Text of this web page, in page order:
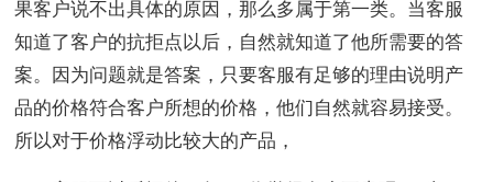
果客户说不出具体的原因，那么多属于第一类。当客服
知道了客户的抗拒点以后，自然就知道了他所需要的答
案。因为问题就是答案，只要客服有足够的理由说明产
品的价格符合客户所想的价格，他们自然就容易接受。
所以对于价格浮动比较大的产品，